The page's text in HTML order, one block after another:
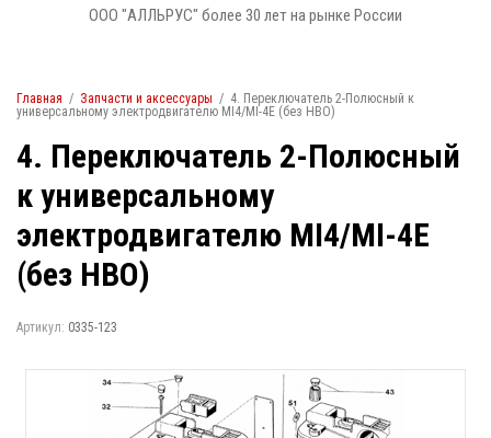
ООО "АЛЛЬРУС" более 30 лет на рынке России
Главная / Запчасти и аксессуары / 4. Переключатель 2-Полюсный к
универсальному электродвигателю MI4/MI-4E (без НВО)
4. Переключатель 2-Полюсный
к универсальному
электродвигателю MI4/MI-4E
(без НВО)
Артикул: 0335-123